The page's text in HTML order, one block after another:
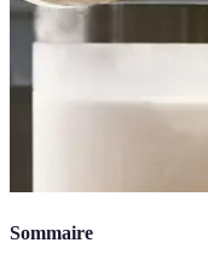
Sommaire